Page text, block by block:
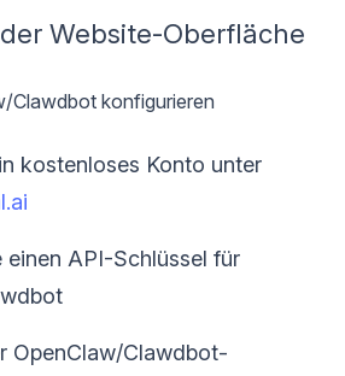
Website-Oberfläche
Clawdbot konfigurieren
kostenloses Konto unter
einen API-Schlüssel für
OpenClaw/Clawdbot-